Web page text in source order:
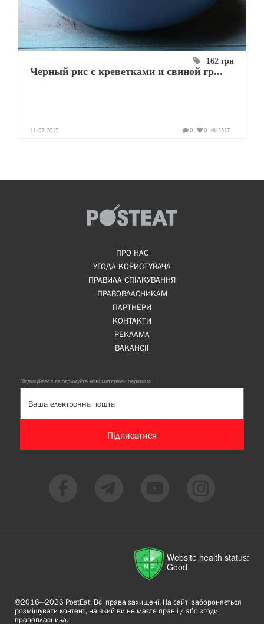
162 грн
Черный рис с креветками и свиной гр...
11-09-2017 2827
0
0
ПРО НАС
УГОДА КОРИСТУВАЧА
ПРАВИЛА СПІЛКУВАННЯ
ПРАВОВЛАСНИКАМ
ПАРТНЕРИ
КОНТАКТИ
РЕКЛАМА
ВАКАНСІЇ
Підписуйтеся та отримуйте нові матеріали першими
Підписатися
Website health status:
Good
©2016—2026 PostEat. Всі права захищені. На сайті забороняється
розміщувати контент, на який ви не маєте прав і / або згоди
правовласника.